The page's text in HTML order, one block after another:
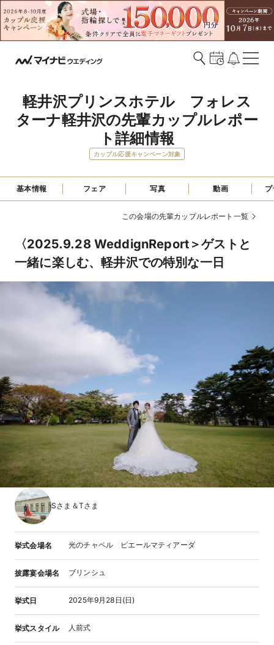
軽井沢プリンスホテル　フォレス
ターナ軽井沢の先輩カップルレポー
ト詳細情報
カップル応援キャンペーン対象
基本情報 フェア 写真 動画
この会場の先輩カップルレポート一覧
〈2025.9.28 WeddignReport＞ゲストと
一緒に楽しむ、軽井沢での特別な一日
Sさま＆Tさま
挙式会場名 光のチャペル ピエールマティアーダ
披露宴会場名 ブリンシュ
挙式日 2025年9月28日(日)
挙式スタイル 人前式